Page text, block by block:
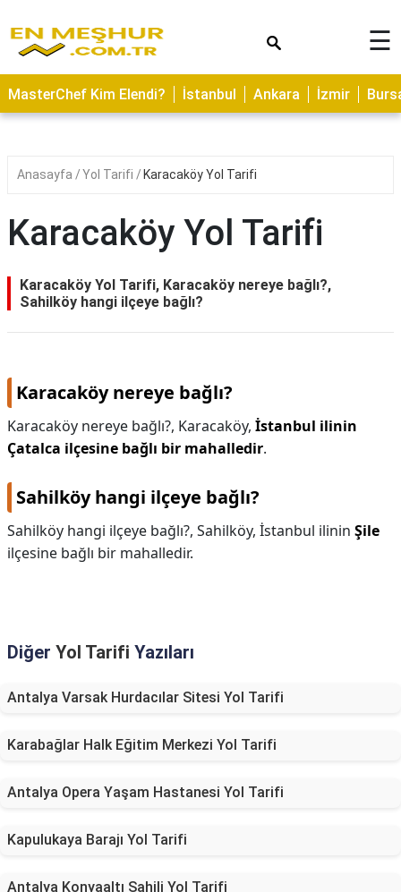
ASTROLOJİ
SAĞLIK
YERLER
NEDİR
HAMİLELİK
KAPLICALAR
☰
MasterChef Kim Elendi? İstanbul Ankara İzmir
Anasayfa Yol Tarifi Karacaköy Yol Tarifi
Karacaköy Yol Tarifi
Karacaköy Yol Tarifi, Karacaköy nereye bağlı?,
Sahilköy hangi ilçeye bağlı?
Karacaköy nereye bağlı?
Karacaköy nereye bağlı?, Karacaköy, İstanbul ilinin
Çatalca ilçesine bağlı bir mahalledir.
Sahilköy hangi ilçeye bağlı?
Sahilköy hangi ilçeye bağlı?, Sahilköy, İstanbul ilinin Şile
ilçesine bağlı bir mahalledir.
Diğer Yol Tarifi Yazıları
Antalya Varsak Hurdacılar Sitesi Yol Tarifi
Karabağlar Halk Eğitim Merkezi Yol Tarifi
Antalya Opera Yaşam Hastanesi Yol Tarifi
Kapulukaya Barajı Yol Tarifi
Antalya Konyaaltı Sahili Yol Tarifi